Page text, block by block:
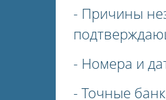
- Причины
- Номера и
- Точные